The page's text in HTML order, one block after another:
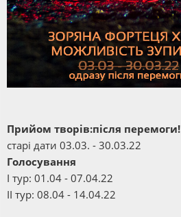
Прийом творів:після перемоги!
старі дати 03.03. - 30.03.22
Голосування
І тур: 01.04 - 07.04.22
ІІ тур: 08.04 - 14.04.22